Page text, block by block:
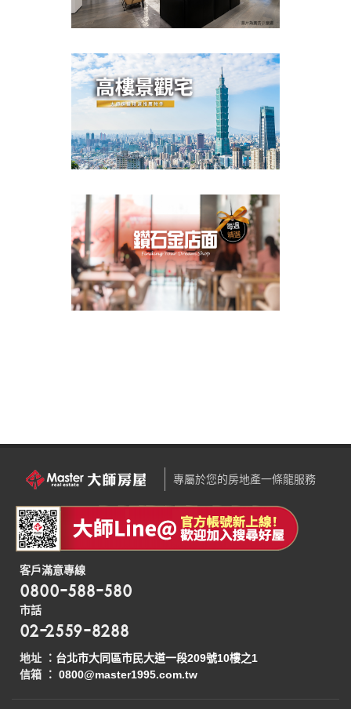
專屬於您的房地產一條龍服務
客戶滿意專線
0800-588-580
市話
02-2559-8288
地址 ： 台北市大同區市民大道一段209號10樓之1
信箱 ： 0800@master1995.com.tw